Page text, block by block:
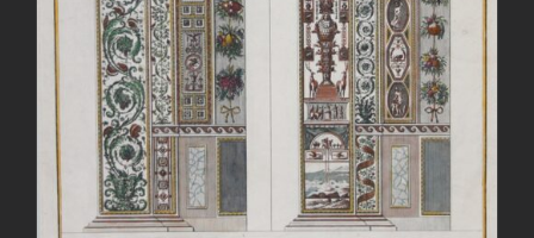
AGGIUNGI AL CARRELLO / DETTAGLI